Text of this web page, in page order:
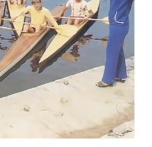
1982-1984 РОКІВ